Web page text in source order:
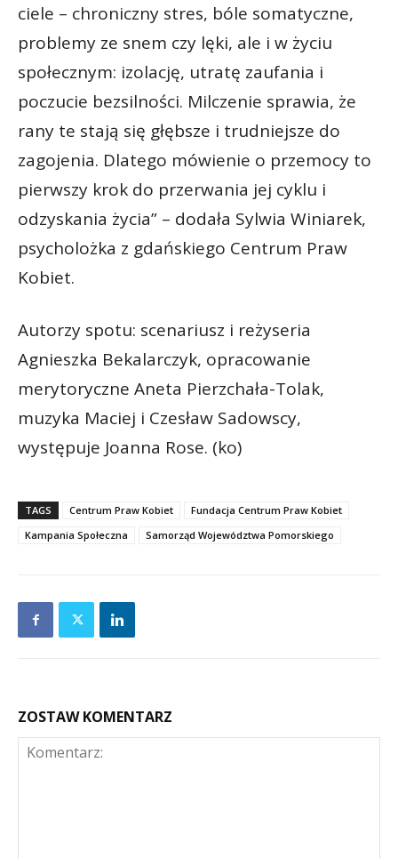
ciele – chroniczny stres, bóle somatyczne,
problemy ze snem czy lęki, ale i w życiu
społecznym: izolację, utratę zaufania i
poczucie bezsilności. Milczenie sprawia, że
rany te stają się głębsze i trudniejsze do
zagojenia. Dlatego mówienie o przemocy to
pierwszy krok do przerwania jej cyklu i
odzyskania życia” – dodała Sylwia Winiarek,
psycholożka z gdańskiego Centrum Praw
Kobiet.
Autorzy spotu: scenariusz i reżyseria
Agnieszka Bekalarczyk, opracowanie
merytoryczne Aneta Pierzchała-Tolak,
muzyka Maciej i Czesław Sadowscy,
występuje Joanna Rose. (ko)
TAGS Centrum Praw Kobiet
Fundacja Centrum Praw Kobiet
Kampania Społeczna
Samorząd Województwa Pomorskiego
ZOSTAW KOMENTARZ